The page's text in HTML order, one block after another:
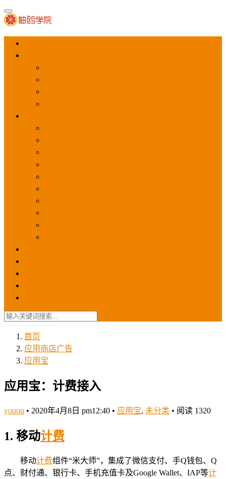
首页
应用商店广告
应用宝
应用宝：计费接入
youou • 2020年4月8日 pm12:40 • 应用宝, 未分类 • 阅读 1320
1. 移动计费
移动计费组件“米大师”，集成了微信支付、手Q钱包、Q
点、财付通、银行卡、手机充值卡及Google Wallet、IAP等计